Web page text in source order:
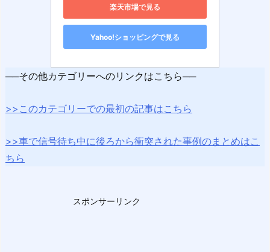
楽天市場で見る
Yahoo!ショッピングで見る
──その他カテゴリーへのリンクはこちら──
>>このカテゴリーでの最初の記事はこちら
>>車で信号待ち中に後ろから衝突された事例のまとめはこ
ちら
スポンサーリンク